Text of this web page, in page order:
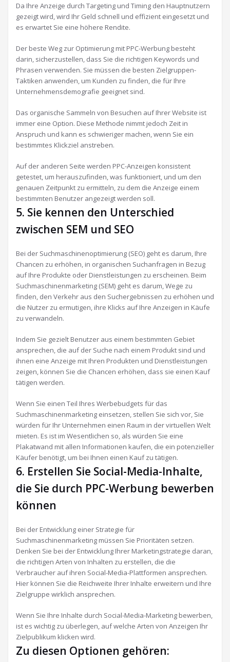
Da Ihre Anzeige durch Targeting und Timing den Hauptnutzern
gezeigt wird, wird Ihr Geld schnell und effizient eingesetzt und
es erwartet Sie eine höhere Rendite.
Der beste Weg zur Optimierung mit PPC-Werbung besteht
darin, sicherzustellen, dass Sie die richtigen Keywords und
Phrasen verwenden. Sie müssen die besten Zielgruppen-
Taktiken anwenden, um Kunden zu finden, die für Ihre
Unternehmensdemografie geeignet sind.
Das organische Sammeln von Besuchen auf Ihrer Website ist
immer eine Option. Diese Methode nimmt jedoch Zeit in
Anspruch und kann es schwieriger machen, wenn Sie ein
bestimmtes Klickziel anstreben.
Auf der anderen Seite werden PPC-Anzeigen konsistent
getestet, um herauszufinden, was funktioniert, und um den
genauen Zeitpunkt zu ermitteln, zu dem die Anzeige einem
bestimmten Benutzer angezeigt werden soll.
5. Sie kennen den Unterschied
zwischen SEM und SEO
Bei der Suchmaschinenoptimierung (SEO) geht es darum, Ihre
Chancen zu erhöhen, in organischen Suchanfragen in Bezug
auf Ihre Produkte oder Dienstleistungen zu erscheinen. Beim
Suchmaschinenmarketing (SEM) geht es darum, Wege zu
finden, den Verkehr aus den Suchergebnissen zu erhöhen und
die Nutzer zu ermutigen, ihre Klicks auf Ihre Anzeigen in Käufe
zu verwandeln.
Indem Sie gezielt Benutzer aus einem bestimmten Gebiet
ansprechen, die auf der Suche nach einem Produkt sind und
ihnen eine Anzeige mit Ihren Produkten und Dienstleistungen
zeigen, können Sie die Chancen erhöhen, dass sie einen Kauf
tätigen werden.
Wenn Sie einen Teil Ihres Werbebudgets für das
Suchmaschinenmarketing einsetzen, stellen Sie sich vor, Sie
würden für Ihr Unternehmen einen Raum in der virtuellen Welt
mieten. Es ist im Wesentlichen so, als würden Sie eine
Plakatwand mit allen Informationen kaufen, die ein potenzieller
Käufer benötigt, um bei Ihnen einen Kauf zu tätigen.
6. Erstellen Sie Social-Media-Inhalte,
die Sie durch PPC-Werbung bewerben
können
Bei der Entwicklung einer Strategie für
Suchmaschinenmarketing müssen Sie Prioritäten setzen.
Denken Sie bei der Entwicklung Ihrer Marketingstrategie daran,
die richtigen Arten von Inhalten zu erstellen, die die
Verbraucher auf ihren Social-Media-Plattformen ansprechen.
Hier können Sie die Reichweite Ihrer Inhalte erweitern und Ihre
Zielgruppe wirklich ansprechen.
Wenn Sie Ihre Inhalte durch Social-Media-Marketing bewerben,
ist es wichtig zu überlegen, auf welche Arten von Anzeigen Ihr
Zielpublikum klicken wird.
Zu diesen Optionen gehören: